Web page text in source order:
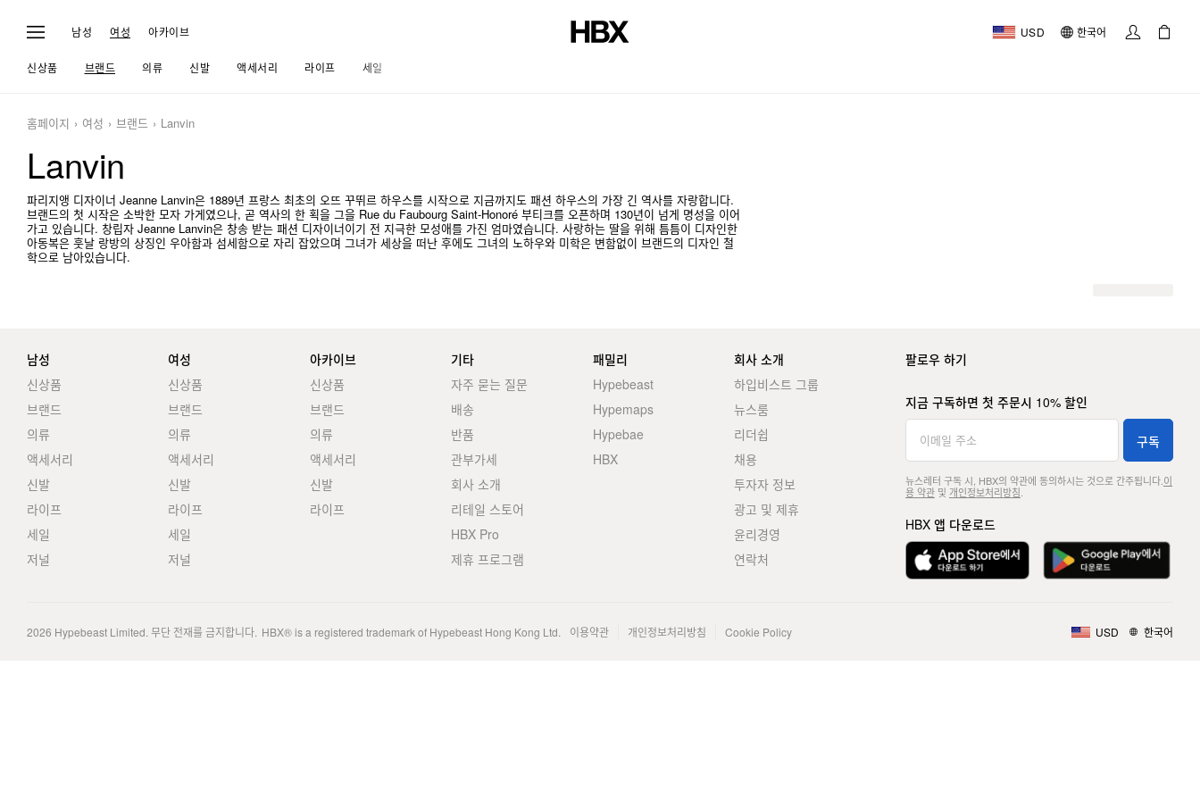
남성 여성 아카이브 USD 한국어
신상품 브랜드 의류 신발 액세서리 라이프 세일
홈페이지 여성 브랜드 Lanvin
Lanvin
파리지앵 디자이너 Jeanne Lanvin은 1889년 프랑스 최초의 오뜨 꾸뛰르 하우스를 시작으로 지금까지도 패션 하우스의 가장 긴 역사를 자랑합니다.
브랜드의 첫 시작은 소박한 모자 가게였으나, 곧 역사의 한 획을 그을 Rue du Faubourg Saint-Honoré 부티크를 오픈하며 130년이 넘게 명성을 이어
가고 있습니다. 창립자 Jeanne Lanvin은 창송 받는 패션 디자이너이기 전 지극한 모성애를 가진 엄마였습니다. 사랑하는 딸을 위해 틈틈이 디자인한
아동복은 훗날 랑방의 상징인 우아함과 섬세함으로 자리 잡았으며 그녀가 세상을 떠난 후에도 그녀의 노하우와 미학은 변함없이 브랜드의 디자인 철
학으로 남아있습니다.
남성
신상품
브랜드
의류
액세서리
신발
라이프
세일
저널
여성
신상품
브랜드
의류
액세서리
신발
라이프
세일
저널
아카이브
신상품
브랜드
의류
액세서리
신발
라이프
기타
자주 묻는 질문
배송
반품
관부가세
회사 소개
리테일 스토어
HBX Pro
제휴 프로그램
패밀리
Hypebeast
Hypemaps
Hypebae
HBX
회사 소개
하입비스트 그룹
뉴스룸
리더쉽
채용
투자자 정보
광고 및 제휴
윤리경영
연락처
팔로우 하기
지금 구독하면 첫 주문시 10% 할인
구독
뉴스레터 구독 시, HBX의 약관에 동의하시는 것으로 간주됩니다. 이
용 약관및 개인정보처리방침
HBX 앱 다운로드
2026 Hypebeast Limited. 무단 전재를 금지합니다. HBX® is a registered trademark of Hypebeast Hong Kong Ltd. 이용약관 개인정보처리방침 Cookie Policy USD 한국어